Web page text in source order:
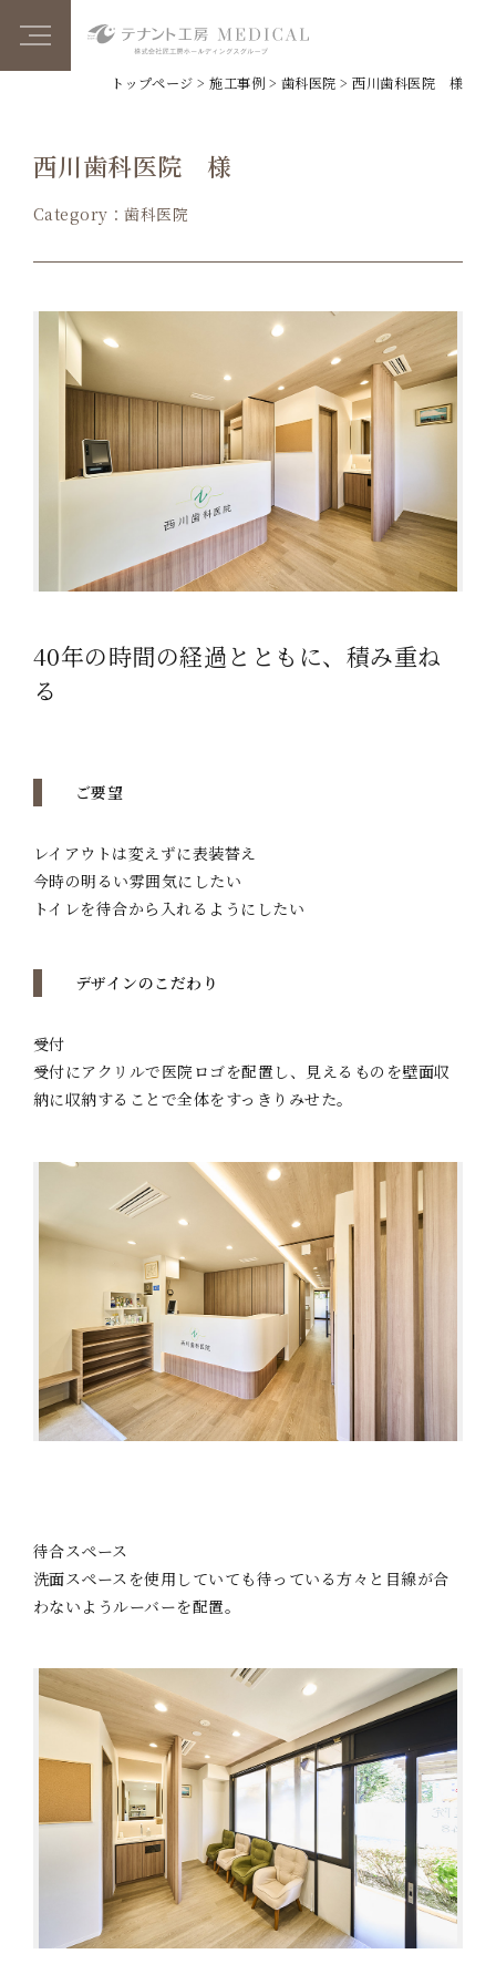
トップページ >施工事例 > 歯科医院 >西川歯科医院 様
西川歯科医院 様
Category：歯科医院
40年の時間の経過とともに、積み重ね
る
ご要望
レイアウトは変えずに表装替え
今時の明るい雰囲気にしたい
トイレを待合から入れるようにしたい
デザインのこだわり
受付
受付にアクリルで医院ロゴを配置し、見えるものを壁面収
納に収納することで全体をすっきりみせた。
待合スペース
洗面スペースを使用していても待っている方々と目線が合
わないようルーバーを配置。